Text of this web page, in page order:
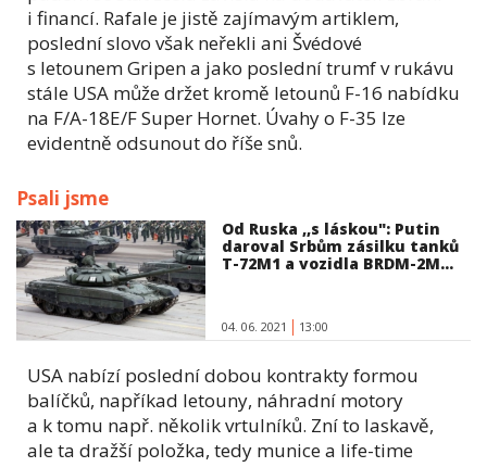
i financí. Rafale je jistě zajímavým artiklem,
poslední slovo však neřekli ani Švédové
s letounem Gripen a jako poslední trumf v rukávu
stále USA může držet kromě letounů F-16 nabídku
na F/A-18E/F Super Hornet. Úvahy o F-35 lze
evidentně odsunout do říše snů.
Psali jsme
Od Ruska ,,s láskou": Putin
daroval Srbům zásilku tanků
T-72M1 a vozidla BRDM-2M...
04. 06. 2021 13:00
USA nabízí poslední dobou kontrakty formou
balíčků, napříkad letouny, náhradní motory
a k tomu např. několik vrtulníků. Zní to laskavě,
ale ta dražší položka, tedy munice a life-time